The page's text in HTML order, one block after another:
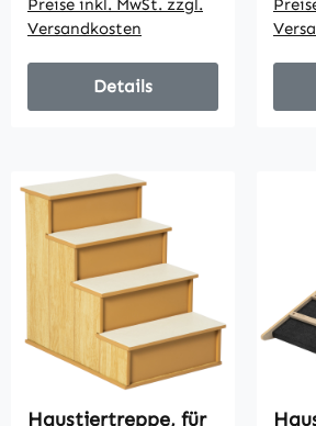
für Katzen und
Hunde Schwarz L45
x B39 x H20 cm
Preise inkl. MwSt. zzgl.
Versandkosten
Details
Haustiertreppe, für